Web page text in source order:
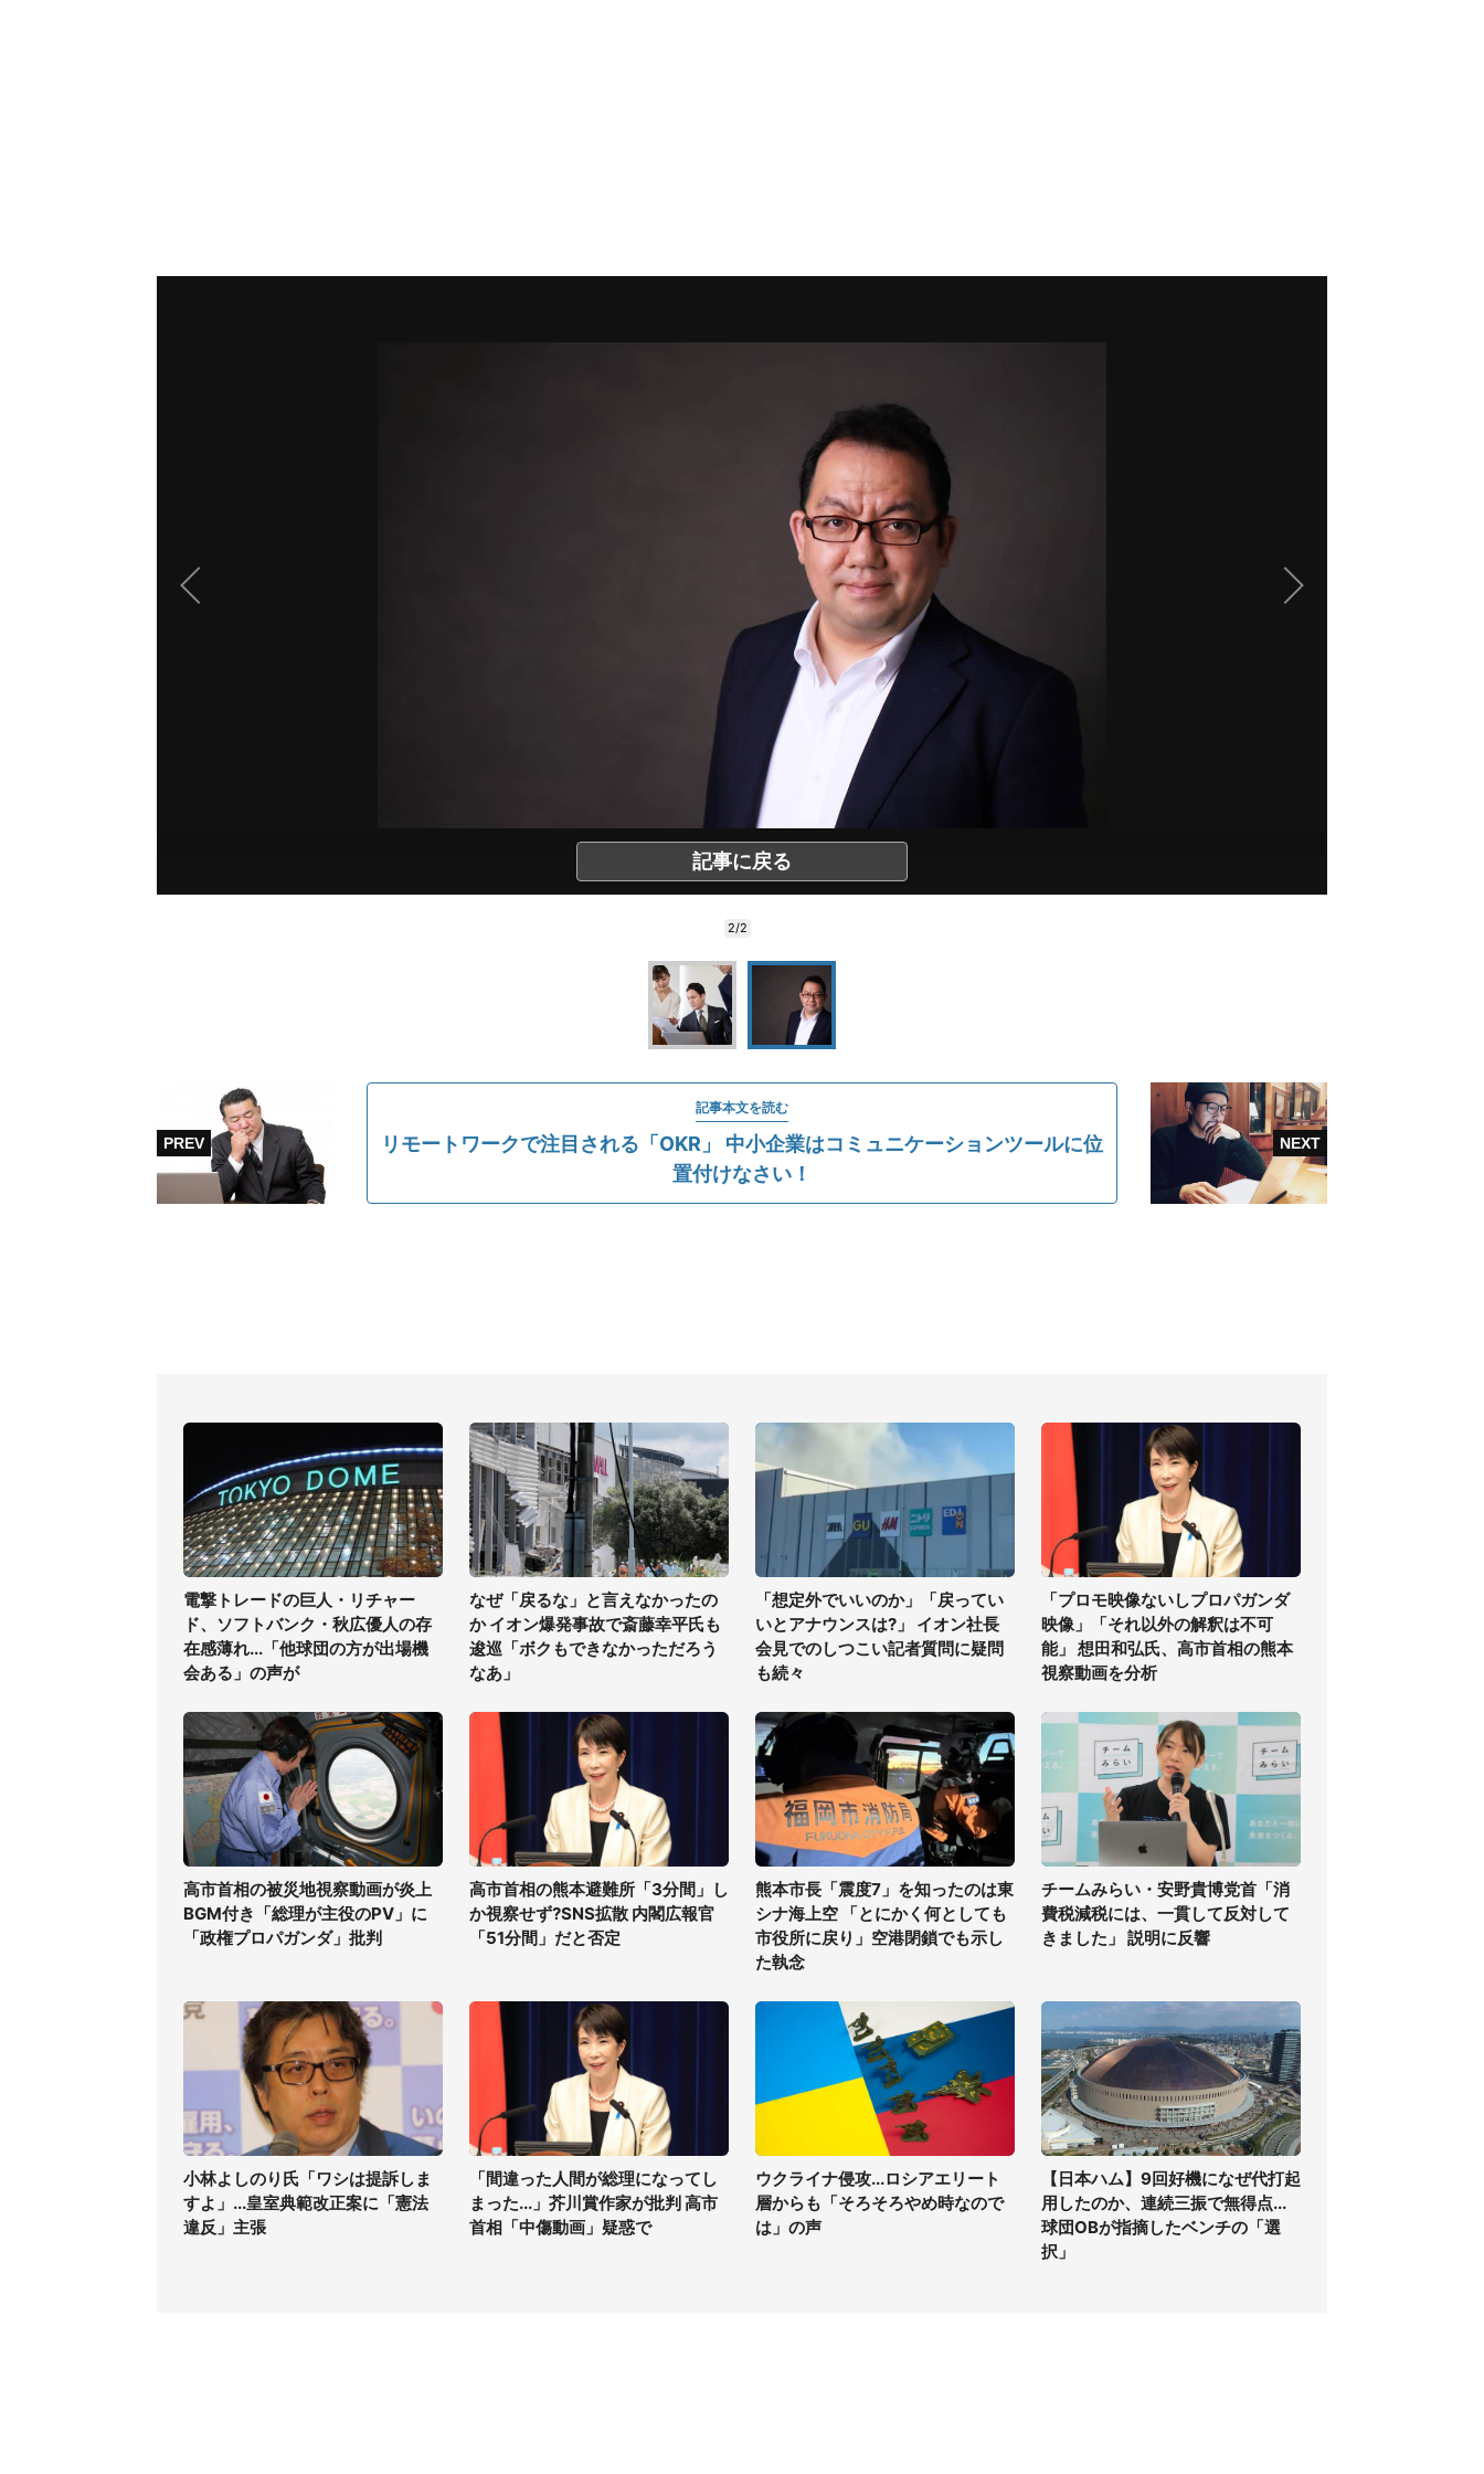
記事に戻る
2/2
記事本文を読む
リモートワークで注目される「OKR」 中小企業はコミュニケーションツールに位
置付けなさい！
電撃トレードの巨人・リチャー
ド、ソフトバンク・秋広優人の存
在感薄れ...「他球団の方が出場機
会ある」の声が
なぜ「戻るな」と言えなかったの
か イオン爆発事故で斎藤幸平氏も
逡巡「ボクもできなかっただろう
なあ」
「想定外でいいのか」「戻ってい
いとアナウンスは?」 イオン社長
会見でのしつこい記者質問に疑問
も続々
「プロモ映像ないしプロパガンダ
映像」「それ以外の解釈は不可
能」 想田和弘氏、高市首相の熊本
視察動画を分析
高市首相の被災地視察動画が炎上
BGM付き「総理が主役のPV」に
「政権プロパガンダ」批判
高市首相の熊本避難所「3分間」し
か視察せず?SNS拡散 内閣広報官
「51分間」だと否定
熊本市長「震度7」を知ったのは東
シナ海上空 「とにかく何としても
市役所に戻り」空港閉鎖でも示し
た執念
チームみらい・安野貴博党首「消
費税減税には、一貫して反対して
きました」 説明に反響
小林よしのり氏「ワシは提訴しま
すよ」...皇室典範改正案に「憲法
違反」主張
「間違った人間が総理になってし
まった...」芥川賞作家が批判 高市
首相「中傷動画」疑惑で
ウクライナ侵攻...ロシアエリート
層からも「そろそろやめ時なので
は」の声
【日本ハム】9回好機になぜ代打起
用したのか、連続三振で無得点...
球団OBが指摘したベンチの「選
択」